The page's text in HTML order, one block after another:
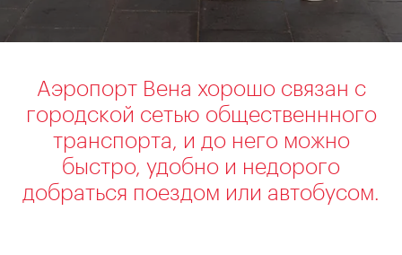
Аэропорт Вена хорошо связан с
городской сетью общественнного
транспорта, и до него можно
быстро, удобно и недорого
добраться поездом или автобусом.